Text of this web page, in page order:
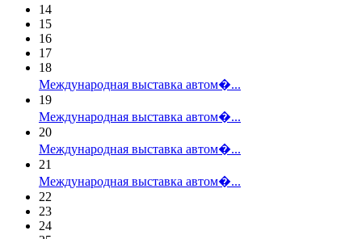
14
15
16
17
18
Международная выставка автом�...
19
Международная выставка автом�...
20
Международная выставка автом�...
21
Международная выставка автом�...
22
23
24